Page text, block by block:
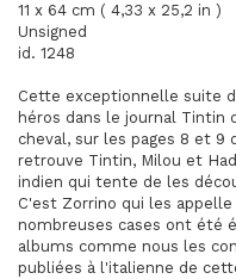
11 x 64 cm ( 4,33 x 25,2 in )
Unsigned
id. 1248
Cette exceptionnelle suite
héros dans le journal Tintin
cheval, sur les pages 8 et 9
retrouve Tintin, Milou et
indien qui tente de les
C'est Zorrino qui les
nombreuses cases ont été
albums comme nous les
publiées à l'italienne de